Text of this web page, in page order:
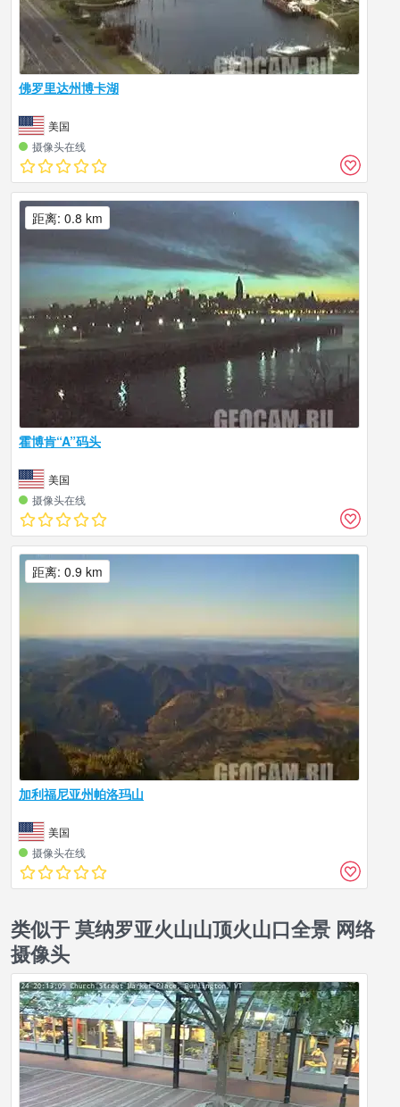
佛罗里达州博卡湖
美国
摄像头在线
霍博肯“A”码头
美国
摄像头在线
距离: 0.8 km
加利福尼亚州帕洛玛山
美国
摄像头在线
距离: 0.9 km
类似于 莫纳罗亚火山山顶火山口全景 网络
摄像头